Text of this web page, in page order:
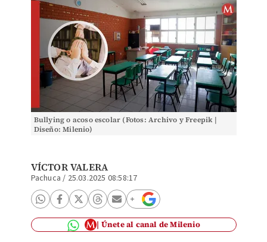
Bullying o acoso escolar (Fotos: Archivo y Freepik |
Diseño: Milenio)
VÍCTOR VALERA
Pachuca / 25.03.2025 08:58:17
Únete al canal de Milenio